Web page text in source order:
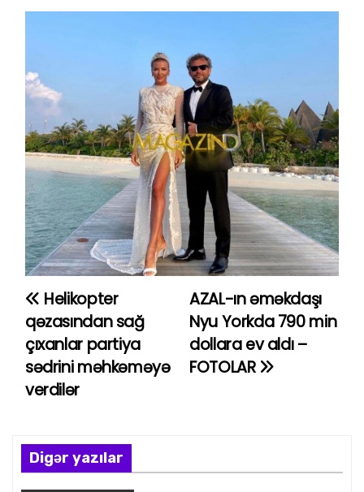
Y
a
z
n
a
AZAL-ın əməkdaşı
Nyu Yorkda 790 min
dollara ev aldı –
FOTOLAR
Helikopter
qəzasından sağ
çıxanlar partiya
sədrini məhkəməyə
verdilər
Digər yazılar